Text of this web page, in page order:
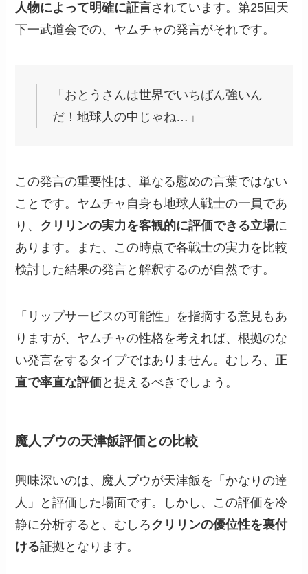
人物によって明確に証言されています。第25回天
下一武道会での、ヤムチャの発言がそれです。
「おとうさんは世界でいちばん強いん
だ！地球人の中じゃね…」
この発言の重要性は、単なる慰めの言葉ではない
ことです。ヤムチャ自身も地球人戦士の一員であ
り、 クリリンの実力を客観的に評価できる立場に
あります。また、この時点で各戦士の実力を比較
検討した結果の発言と解釈するのが自然です。
「リップサービスの可能性」を指摘する意見もあ
りますが、ヤムチャの性格を考えれば、根拠のな
い発言をするタイプではありません。むしろ、正
直で率直な評価と捉えるべきでしょう。
魔人ブウの天津飯評価との比較
興味深いのは、魔人ブウが天津飯を「かなりの達
人」と評価した場面です。しかし、この評価を冷
静に分析すると、むしろクリリンの優位性を裏付
ける証拠となります。